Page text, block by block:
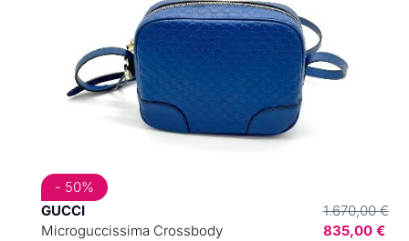
GUCCI
Microguccissima Crossbody
1.670,00 €
835,00 €
- 50%